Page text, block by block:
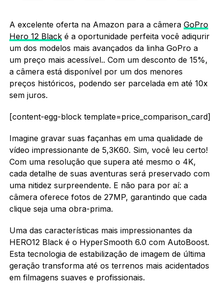
A excelente oferta na Amazon para a câmera GoPro
Hero 12 Blacké a oportunidade perfeita você adiqurir
um dos modelos mais avançados da linha GoPro a
um preço mais acessível.. Com um desconto de 15%,
a câmera está disponível por um dos menores
preços históricos, podendo ser parcelada em até 10x
sem juros.
[content-egg-block template=price_comparison_card]
Imagine gravar suas façanhas em uma qualidade de
vídeo impressionante de 5,3K60. Sim, você leu certo!
Com uma resolução que supera até mesmo o 4K,
cada detalhe de suas aventuras será preservado com
uma nitidez surpreendente. E não para por aí: a
câmera oferece fotos de 27MP, garantindo que cada
clique seja uma obra-prima.
Uma das características mais impressionantes da
HERO12 Black é o HyperSmooth 6.0 com AutoBoost.
Esta tecnologia de estabilização de imagem de última
geração transforma até os terrenos mais acidentados
em filmagens suaves e profissionais.